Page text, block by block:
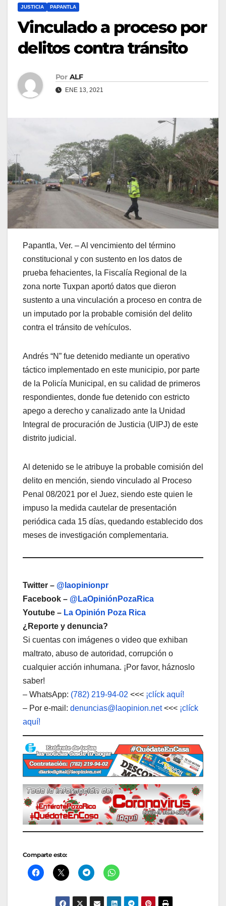
JUSTICIA PAPANTLA
Vinculado a proceso por
delitos contra tránsito
Por ALF
ENE 13, 2021
Papantla, Ver. – Al vencimiento del término
constitucional y con sustento en los datos de
prueba fehacientes, la Fiscalía Regional de la
zona norte Tuxpan aportó datos que dieron
sustento a una vinculación a proceso en contra de
un imputado por la probable comisión del delito
contra el tránsito de vehículos.
Andrés “N” fue detenido mediante un operativo
táctico implementado en este municipio, por parte
de la Policía Municipal, en su calidad de primeros
respondientes, donde fue detenido con estricto
apego a derecho y canalizado ante la Unidad
Integral de procuración de Justicia (UIPJ) de este
distrito judicial.
Al detenido se le atribuye la probable comisión del
delito en mención, siendo vinculado al Proceso
Penal 08/2021 por el Juez, siendo este quien le
impuso la medida cautelar de presentación
periódica cada 15 días, quedando establecido dos
meses de investigación complementaria.
Twitter – @laopinionpr
Facebook – @LaOpiniónPozaRica
Youtube – La Opinión Poza Rica
¿Reporte y denuncia?
Si cuentas con imágenes o video que exhiban
maltrato, abuso de autoridad, corrupción o
cualquier acción inhumana. ¡Por favor, háznoslo
saber!
– WhatsApp: (782) 219-94-02 <<< ¡clíck aquí!
– Por e-mail: denuncias@laopinion.net<<< ¡clíck
aquí!
Comparte esto: